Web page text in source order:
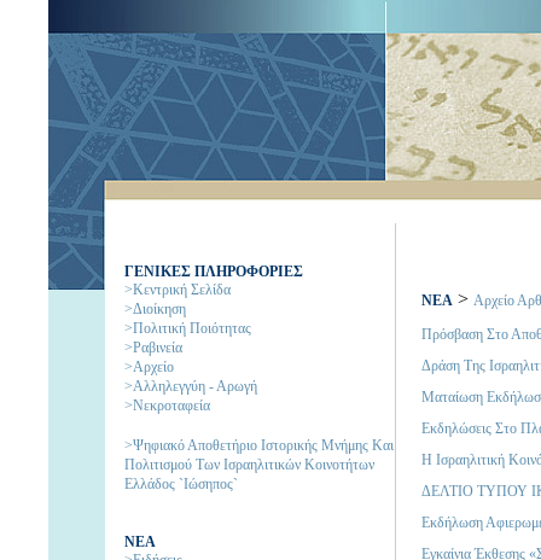
ΓΕΝΙΚΕΣ ΠΛΗΡΟΦΟΡΙΕΣ
>Κεντρική Σελίδα
>Διοίκηση
>Πολιτική Ποιότητας
>Ραβινεία
>Αρχείο
>Αλληλεγγύη - Αρωγή
>Νεκροταφεία
>Ψηφιακό Αποθετήριο Ιστορικής Μνήμης Και
Πολιτισμού Των Ισραηλιτικών Κοινοτήτων
Ελλάδος `Ιώσηπος`
NEA
NΕΑ > Αρχείο
Πρόσβαση Στο
Δράση Της
Mαταίωση
Εκδηλώσεις Στο
Η Ισραηλιτική
ΔΕΛΤΙΟ ΤΥΠΟΥ
Εκδήλωση
Εγκαίνια Έκθεσης